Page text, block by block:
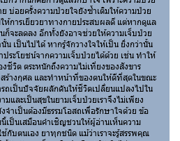
บ่อยครั้งความป่วยใจยังซ้ำเติมให้ความป่วย
ห้การเยียวยาทางกายประสบผลดี แต่หากดูแล
จะลดลง อีกทั้งยังอาจช่วยให้ความเจ็บป่วย
เป็นไปได้ หากรู้จักวางใจให้เป็น ยิ่งกว่านั้น
ระโยชน์จากความเจ็บป่วยได้ด้วย เช่น ทำให้
งชีวิต ตระหนักถึงความไม่เที่ยงของสังขาร
สร้างกุศล และทำหน้าที่ของตนให้ดีที่สุดในขณะ
ถเป็นปัจจัยผลักดันให้ชีวิตเปลี่ยนแปลงไปใน
และเป็นสุขในยามเจ็บป่วยเราจึงไม่เพียง
จำเป็นต้องมีธรรมโอสถเพื่อรักษาใจด้วย ข้อ
นี้เป็นเสมือนคำเชิญชวนให้ผู้อ่านเห็นความ
กับตนเอง ยาทุกชนิด แม้ว่าเราจะรู้สรรพคุณ